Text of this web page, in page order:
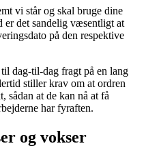
vi står og skal bruge dine
er det sandelig væsentligt at
på den respektive
dag-til-dag fragt på en lang
stiller krav om at ordren
sådan at de kan nå at få
har fyraften.
og vokser